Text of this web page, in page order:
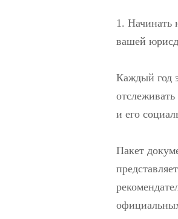
1. Начинать
вашей
Каждый год
и его
Пакет